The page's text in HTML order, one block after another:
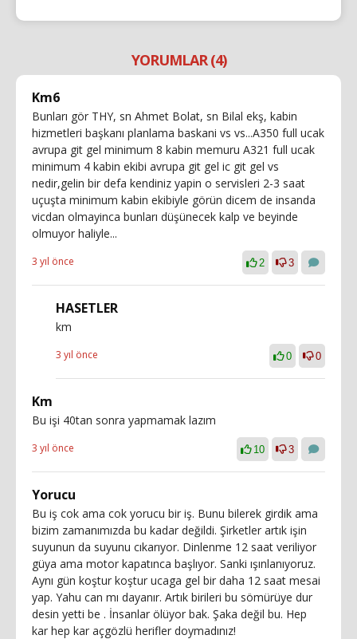
YORUMLAR (4)
Km6
Bunları gör THY, sn Ahmet Bolat, sn Bilal ekş, kabin
hizmetleri başkanı planlama baskani vs vs...A350 full ucak
avrupa git gel minimum 8 kabin memuru A321 full ucak
minimum 4 kabin ekibi avrupa git gel ic git gel vs
nedir,gelin bir defa kendiniz yapin o servisleri 2-3 saat
uçuşta minimum kabin ekibiyle görün dicem de insanda
vicdan olmayinca bunları düşünecek kalp ve beyinde
olmuyor haliyle...
3 yıl önce 2 3
HASETLER
km
3 yıl önce 0 0
Km
Bu işi 40tan sonra yapmamak lazım
3 yıl önce 10 3
Yorucu
Bu iş cok ama cok yorucu bir iş. Bunu bilerek girdik ama
bizim zamanımızda bu kadar değildi. Şirketler artık işin
suyunun da suyunu cıkarıyor. Dinlenme 12 saat veriliyor
güya ama motor kapatınca başlıyor. Sanki ışınlanıyoruz.
Aynı gün koştur koştur ucaga gel bir daha 12 saat mesai
yap. Yahu can mı dayanır. Artık birileri bu sömürüye dur
desin yetti be . İnsanlar ölüyor bak. Şaka değil bu. Hep
kar hep kar açgözlü herifler doymadınız!